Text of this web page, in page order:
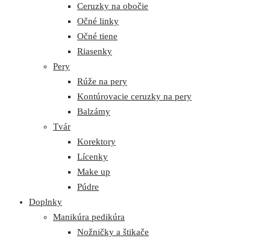
Ceruzky na obočie
Očné linky
Očné tiene
Riasenky
Pery
Rúže na pery
Kontúrovacie ceruzky na pery
Balzámy
Tvár
Korektory
Lícenky
Make up
Púdre
Doplnky
Manikúra pedikúra
Nožničky a štikače